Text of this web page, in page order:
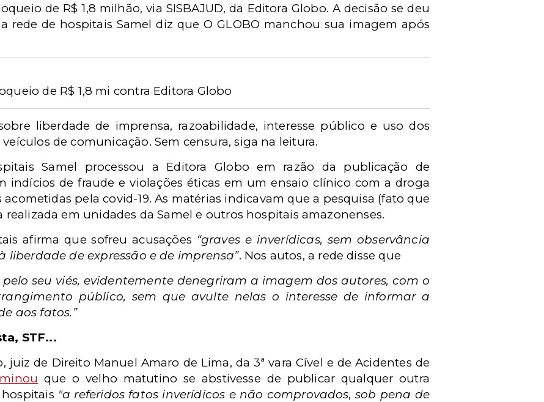
de R$ 1,8 milhão, via SISBAJUD, da Editora Globo. A decisão se deu
rede de hospitais Samel diz que O GLOBO manchou sua imagem após
de R$ 1,8 mi contra Editora Globo
liberdade de imprensa, razoabilidade, interesse público e uso dos
de comunicação. Sem censura, siga na leitura.
Samel processou a Editora Globo em razão da publicação de
indícios de fraude e violações éticas em um ensaio clínico com a droga
acometidas pela covid-19. As matérias indicavam que a pesquisa (fato que
realizada em unidades da Samel e outros hospitais amazonenses.
afirma que sofreu acusações “graves e inverídicas, sem observância
de expressão e de imprensa”. Nos autos, a rede disse que
pelo seu viés, evidentemente denegriram a imagem dos autores, com o
público, sem que avulte nelas o interesse de informar a
aos fatos.”
STF...
juiz de Direito Manuel Amaro de Lima, da 3ª vara Cível e de Acidentes de
que o velho matutino se abstivesse de publicar qualquer outra
"a referidos fatos inverídicos e não comprovados, sob pena de